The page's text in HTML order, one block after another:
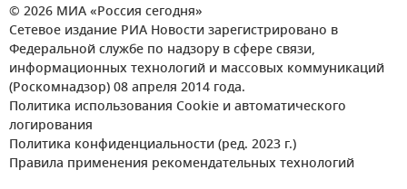
© 2026 МИА «Россия сегодня»
Сетевое издание РИА Новости зарегистрировано в
Федеральной службе по надзору в сфере связи,
информационных технологий и массовых коммуникаций
(Роскомнадзор) 08 апреля 2014 года.
Политика использования Cookie и автоматического
логирования
Политика конфиденциальности (ред. 2023 г.)
Правила применения рекомендательных технологий